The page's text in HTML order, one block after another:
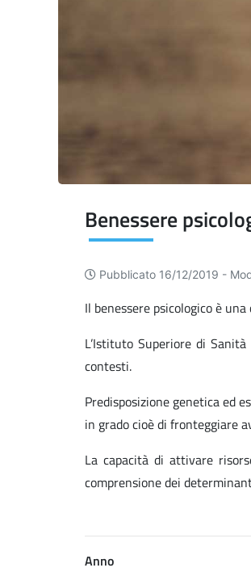
Benessere
Pubblicato 16/12/2019 -
Il benessere psicologico è
L’Istituto Superiore di
contesti.
Predisposizione genetica ed
in grado cioè di fronteggiare
La capacità di attivare
comprensione dei
Anno